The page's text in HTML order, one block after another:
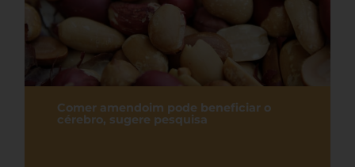
Comer amendoim pode beneficiar o
cérebro, sugere pesquisa